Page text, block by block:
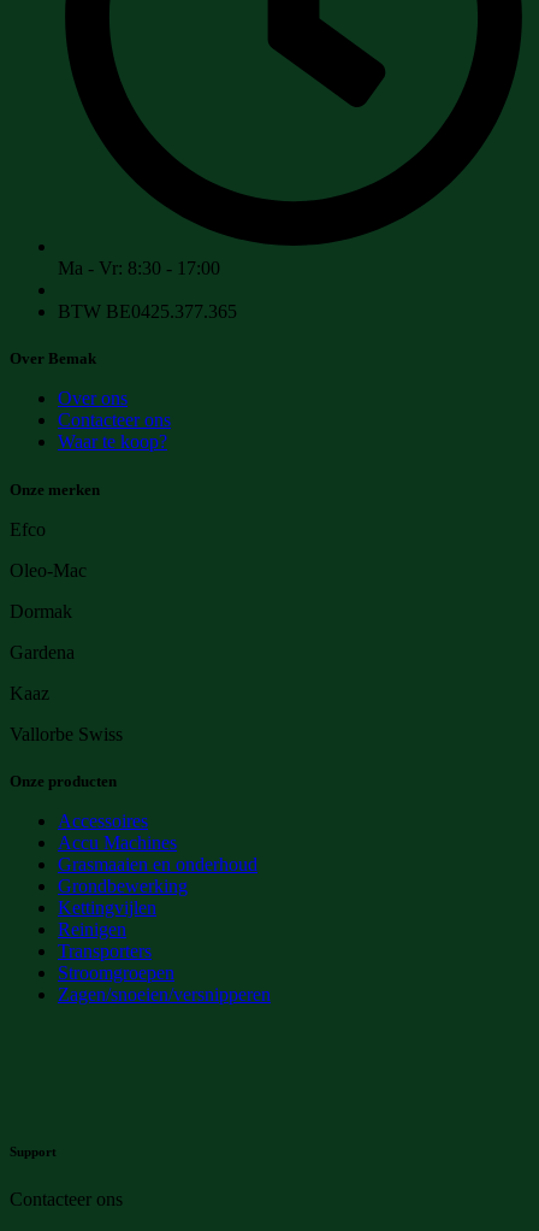
Ma - Vr: 8:30 - 17:00
BTW BE0425.377.365
Over Bemak
Over ons
Contacteer ons
Waar te koop?
Onze merken
Efco
Oleo-Mac
Dormak
Gardena
Kaaz
Vallorbe Swiss
Onze producten
Accessoires
Accu Machines
Grasmaaien en onderhoud
Grondbewerking
Kettingvijlen
Reinigen
Transporters
Stroomgroepen
Zagen/snoeien/versnipperen
Support
Contacteer ons